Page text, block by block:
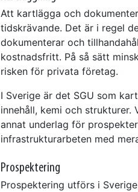
Att kartlägga och
tidskrävande. Det är i regel
dokumenterar och
kostnadsfritt. På så sätt
risken för privata företag.
I Sverige är det SGU som
innehåll, kemi och
annat underlag för
infrastrukturarbeten med
Prospektering
Prospektering utförs i